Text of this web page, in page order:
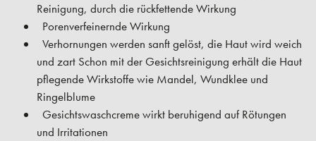
Reinigung, durch die rückfettende Wirkung
Porenverfeinernde Wirkung
Verhornungen werden sanft gelöst, die Haut wird weich
und zart Schon mit der Gesichtsreinigung erhält die Haut
pflegende Wirkstoffe wie Mandel, Wundklee und
Ringelblume
Gesichtswaschcreme wirkt beruhigend auf Rötungen
und Irritationen